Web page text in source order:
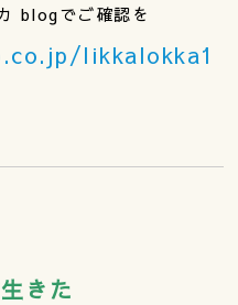
blogでご確認を
likkalokka1
きた